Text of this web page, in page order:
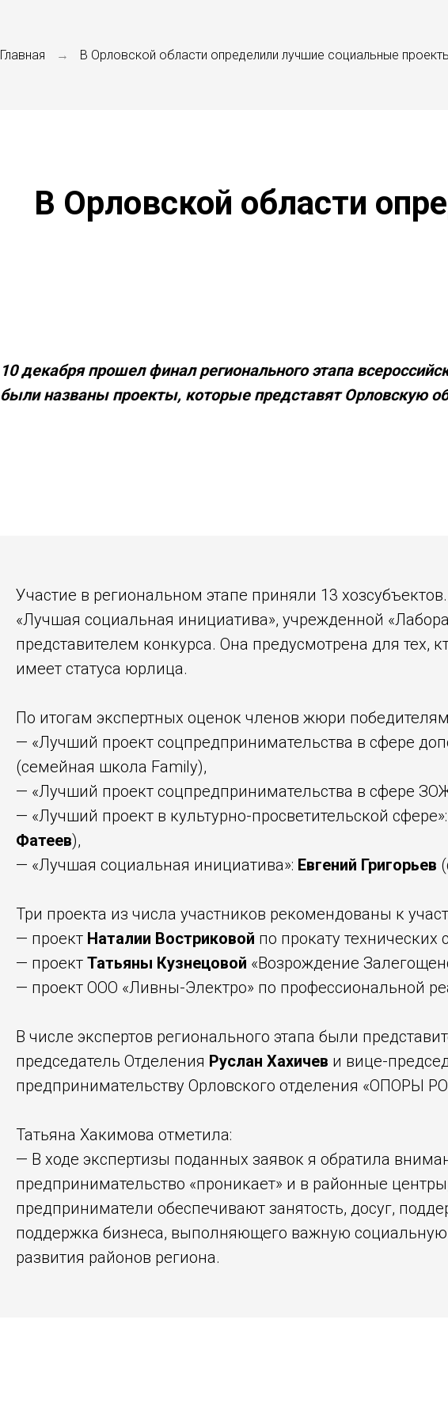
Главная → В Орловской области определили лучшие социальные
В Орловской области
10 декабря прошел финал регионального этапа
были названы проекты, которые представят Орловскую
Участие в региональном этапе приняли 13
«Лучшая социальная инициатива», учрежденной
представителем конкурса. Она предусмотрена для тех,
имеет статуса юрлица.
По итогам экспертных оценок членов жюри
— «Лучший проект соцпредпринимательства в сфере
(семейная школа Family),
— «Лучший проект соцпредпринимательства в сфере
— «Лучший проект в культурно-просветительской
Фатеев),
— «Лучшая социальная инициатива»: Евгений Григорьев
Три проекта из числа участников рекомендованы к
— проект Наталии Востриковой по прокату технических
— проект Татьяны Кузнецовой «Возрождение
— проект ООО «Ливны-Электро» по профессиональной
В числе экспертов регионального этапа были
председатель Отделения Руслан Хахичев и вице-
предпринимательству Орловского отделения «ОПОРЫ
Татьяна Хакимова отметила:
— В ходе экспертизы поданных заявок я обратила
предпринимательство «проникает» и в районные
предприниматели обеспечивают занятость, досуг,
поддержка бизнеса, выполняющего важную
развития районов региона.